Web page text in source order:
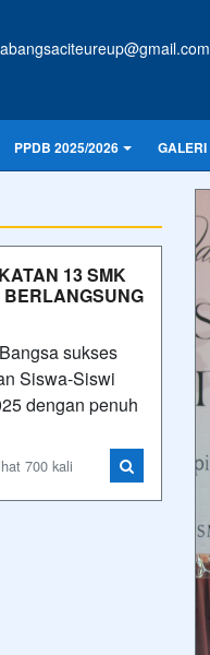
PPDB 2025/2026 GALERI
13 SMK
sukses
Siswa-Siswi
dengan penuh
700 kali